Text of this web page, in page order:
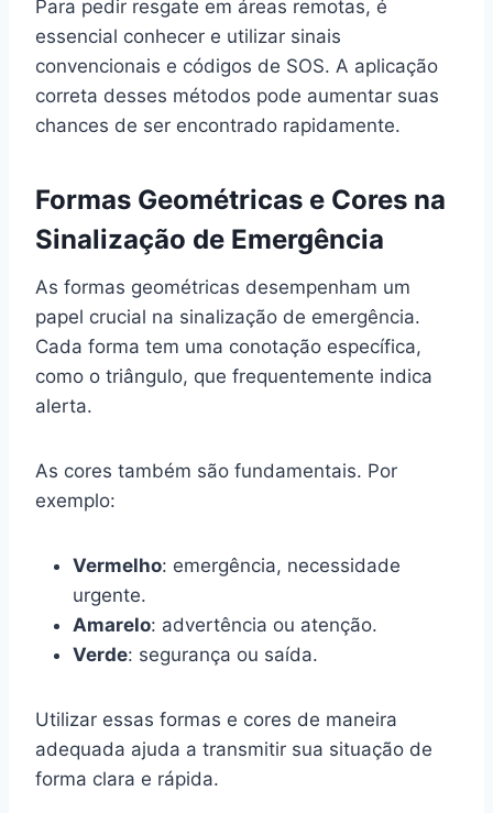
Para pedir resgate em áreas remotas, é
essencial conhecer e utilizar sinais
convencionais e códigos de SOS. A aplicação
correta desses métodos pode aumentar suas
chances de ser encontrado rapidamente.
Formas Geométricas e Cores na
Sinalização de Emergência
As formas geométricas desempenham um
papel crucial na sinalização de emergência.
Cada forma tem uma conotação específica,
como o triângulo, que frequentemente indica
alerta.
As cores também são fundamentais. Por
exemplo:
Vermelho: emergência, necessidade
urgente.
Amarelo: advertência ou atenção.
Verde: segurança ou saída.
Utilizar essas formas e cores de maneira
adequada ajuda a transmitir sua situação de
forma clara e rápida.